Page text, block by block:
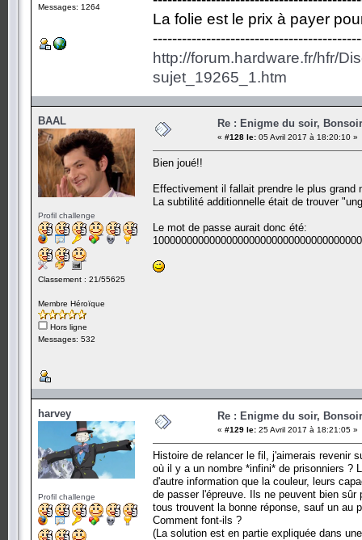
Messages: 1264
La folie est le prix à payer
http://forum.hardware.fr/hfr/
sujet_19265_1.htm
BAAL
Profil challenge
Classement : 21/55625
Membre Héroïque
Hors ligne
Messages: 532
Re : Enigme du soir,
« #128 le: 05 Avril 2017 à 18:20:10 »
Bien joué!!
Effectivement il fallait prendre le plus
La subtilité additionnelle était de trouver
Le mot de passe aurait donc été:
harvey
Profil challenge
Re : Enigme du soir,
« #129 le: 25 Avril 2017 à 18:21:05 »
Histoire de relancer le fil, j'aimerais revenir
où il y a un nombre *infini* de prisonniers ?
d'autre information que la couleur, leurs
de passer l'épreuve. Ils ne peuvent bien
tous trouvent la bonne réponse, sauf un au
Comment font-ils ?
(La solution est en partie expliquée dans